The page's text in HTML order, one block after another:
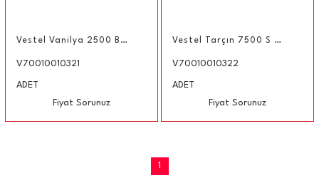
Vestel Vanilya 2500 B El Blender Seti
V70010010321
ADET
Fiyat Sorunuz
Vestel Tarçın 7500 S El Blender Set
V70010010322
ADET
Fiyat Sorunuz
1